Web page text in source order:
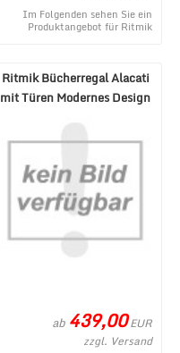
Im Folgenden sehen Sie ein
Produktangebot für Ritmik
Ritmik Bücherregal Alacati
mit Türen Modernes Design
ab 439,00EUR
zzgl. Versand